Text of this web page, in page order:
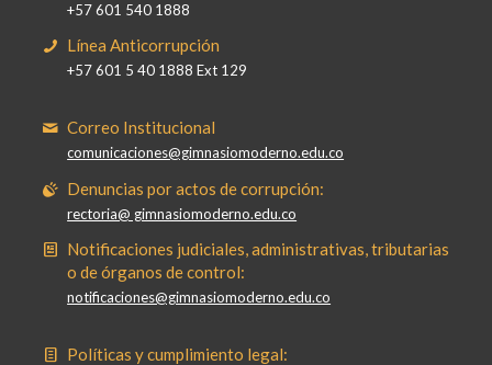
+57 601 540 1888
Línea Anticorrupción
+57 601 5 40 1888 Ext 129
Correo Institucional
comunicaciones@gimnasiomoderno.edu.co
Denuncias por actos de corrupción:
rectoria@ gimnasiomoderno.edu.co
Notificaciones judiciales, administrativas, tributarias
o de órganos de control:
notificaciones@gimnasiomoderno.edu.co
Políticas y cumplimiento legal: